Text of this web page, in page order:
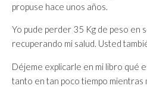
propuse hace unos años.
Yo pude perder 35 Kg de peso en
recuperando mi salud. Usted
Déjeme explicarle en mi libro qué
tanto en tan poco tiempo mientras